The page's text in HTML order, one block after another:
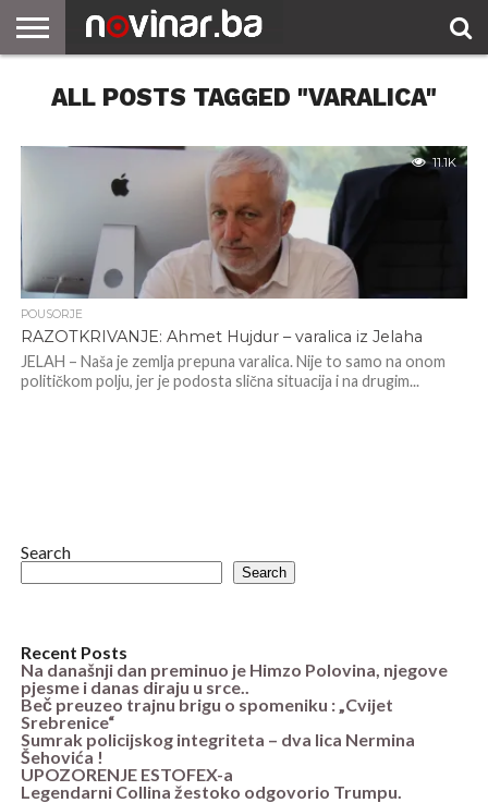
ALL POSTS TAGGED "VARALICA"
11.1K
POUSORJE
RAZOTKRIVANJE: Ahmet Hujdur – varalica iz Jelaha
JELAH – Naša je zemlja prepuna varalica. Nije to samo na onom
političkom polju, jer je podosta slična situacija i na drugim...
Search
Search
Recent Posts
Na današnji dan preminuo je Himzo Polovina, njegove
pjesme i danas diraju u srce..
Beč preuzeo trajnu brigu o spomeniku : „Cvijet
Srebrenice“
Sumrak policijskog integriteta – dva lica Nermina
Šehovića !
UPOZORENJE ESTOFEX-a
Legendarni Collina žestoko odgovorio Trumpu.